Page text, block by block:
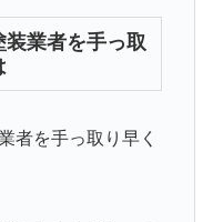
業者を手っ取